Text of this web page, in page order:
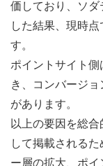
価しており、ソ
した結果、現時
す。
ポイントサイト
き、コンバージ
があります。
以上の要因を総
して掲載される
ー層の拡大、ポ